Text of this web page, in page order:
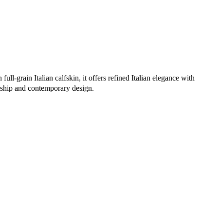
full-grain Italian calfskin, it offers refined Italian elegance with
and contemporary design.